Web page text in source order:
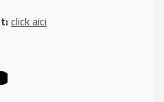
click aici